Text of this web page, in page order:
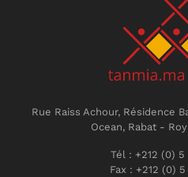
Rue Raiss Achour, Résidence
Ocean, Rabat -
Tél : +212 (0) 5
Fax : +212 (0)